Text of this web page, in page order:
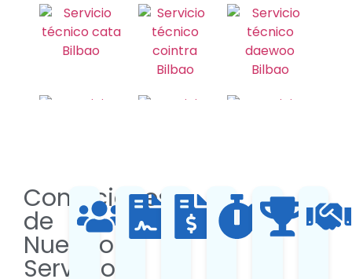
Condiciones
de
Nuestro
Servicio